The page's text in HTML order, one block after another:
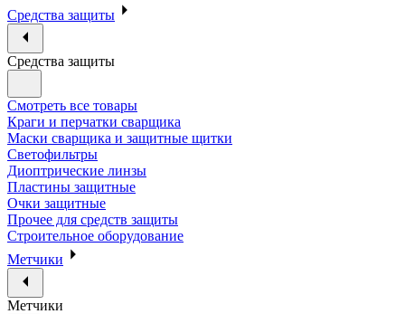
Средства защиты
Средства защиты
Смотреть все товары
Краги и перчатки сварщика
Маски сварщика и защитные щитки
Светофильтры
Диоптрические линзы
Пластины защитные
Очки защитные
Прочее для средств защиты
Строительное оборудование
Метчики
Метчики